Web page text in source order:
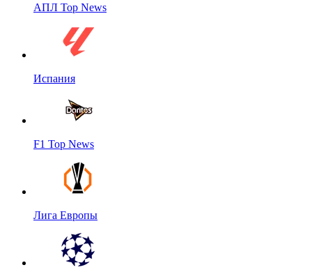
АПЛ Top News
Испания
F1 Top News
Лига Европы